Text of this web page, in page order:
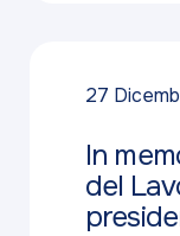
27
In
del